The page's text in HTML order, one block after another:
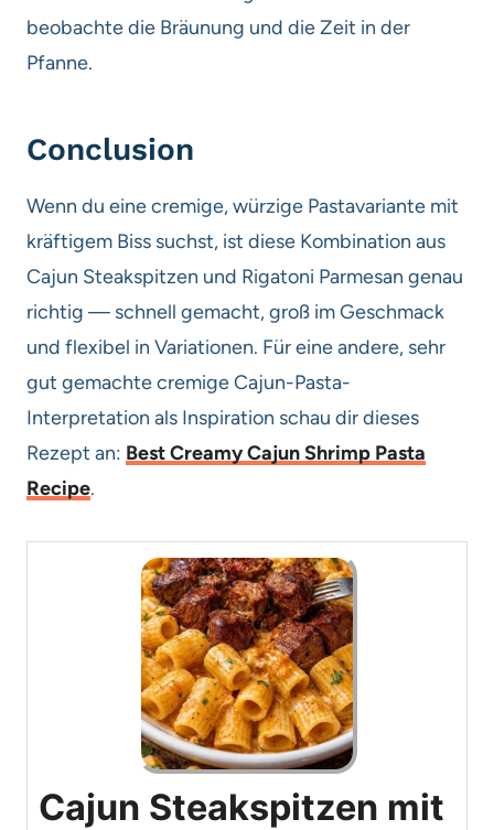
beobachte die Bräunung und die Zeit in der
Pfanne.
Conclusion
Wenn du eine cremige, würzige Pastavariante mit
kräftigem Biss suchst, ist diese Kombination aus
Cajun Steakspitzen und Rigatoni Parmesan genau
richtig — schnell gemacht, groß im Geschmack
und flexibel in Variationen. Für eine andere, sehr
gut gemachte cremige Cajun-Pasta-
Interpretation als Inspiration schau dir dieses
Rezept an: Best Creamy Cajun Shrimp Pasta
Recipe.
Cajun Steakspitzen mit